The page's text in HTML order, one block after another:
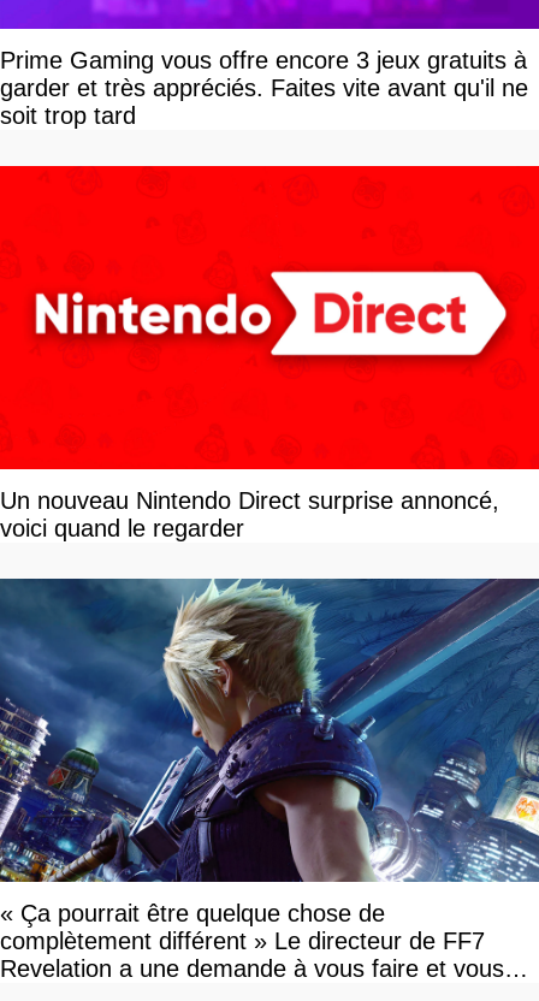
Prime Gaming vous offre encore 3 jeux gratuits à
garder et très appréciés. Faites vite avant qu'il ne
soit trop tard
Un nouveau Nintendo Direct surprise annoncé,
voici quand le regarder
« Ça pourrait être quelque chose de
complètement différent » Le directeur de FF7
Revelation a une demande à vous faire et vous